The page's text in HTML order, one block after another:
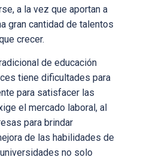
a la vez que aportan a
gran cantidad de talentos
crecer.
de educación
tiene dificultades para
para satisfacer las
el mercado laboral, al
para brindar
de las habilidades de
no solo